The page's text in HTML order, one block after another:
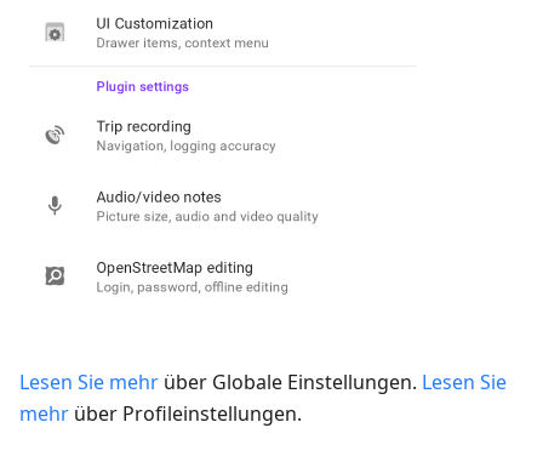
Lesen Sie mehr über Globale Einstellungen. Lesen Sie
mehr über Profileinstellungen.